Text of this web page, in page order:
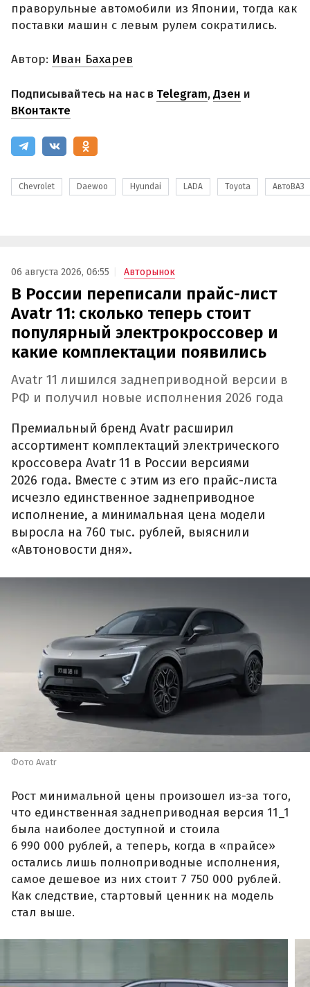
праворульные автомобили из Японии, тогда как
поставки машин с левым рулем сократились.
Автор: Иван Бахарев
Подписывайтесь на нас в Telegram,Дзен и
ВКонтакте
Chevrolet Daewoo Hyundai LADA Toyota АвтоВАЗ
06 августа 2026, 06:55 Авторынок
В России переписали прайс-лист
Avatr 11: сколько теперь стоит
популярный электрокроссовер и
какие комплектации появились
Avatr 11 лишился заднеприводной версии в
РФ и получил новые исполнения 2026 года
Премиальный бренд Avatr расширил
ассортимент комплектаций электрического
кроссовера Avatr 11 в России версиями
2026 года. Вместе с этим из его прайс-листа
исчезло единственное заднеприводное
исполнение, а минимальная цена модели
выросла на 760 тыс. рублей, выяснили
«Автоновости дня».
Фото Avatr
Рост минимальной цены произошел из-за того,
что единственная заднеприводная версия 11_1
была наиболее доступной и стоила
6 990 000 рублей, а теперь, когда в «прайсе»
остались лишь полноприводные исполнения,
самое дешевое из них стоит 7 750 000 рублей.
Как следствие, стартовый ценник на модель
стал выше.